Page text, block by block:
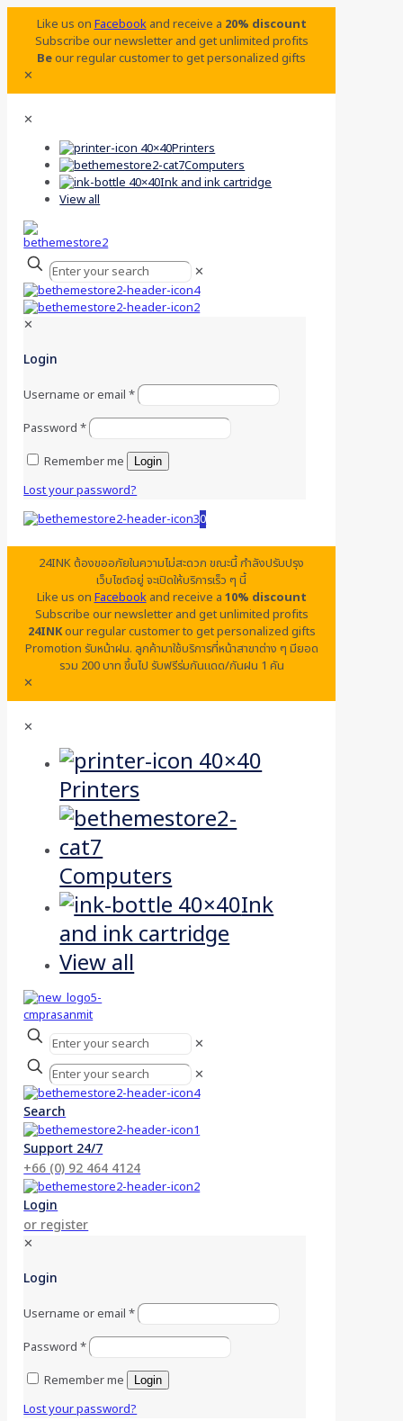
Like us onFacebookand receive a 20% discount
Subscribe our newsletter and get unlimited profits
Beour regular customer to get personalized gifts
✕
✕
Printers
Computers
Ink and ink cartridge
View all
✕
✕
Login
Username or email*
Password*
Remember me
Login
Lost your password?
0
24INK ต้องขออภัยในความไม่สะดวก ขณะนี้ กำลังปรับปรุง
เว็บไซต์อยู่ จะเปิดให้บริการเร็ว ๆ นี้
Like us onFacebookand receive a 10% discount
Subscribe our newsletter and get unlimited profits
24INKour regular customer to get personalized gifts
Promotion รับหน้าฝน. ลูกค้ามาใช้บริการที่หน้าสาขาต่าง ๆ มียอด
รวม 200 บาท ขึ้นไป รับฟรีร่มกันแดด/กันฝน 1 คัน
✕
✕
Printers
Computers
Ink
and ink cartridge
View all
✕
✕
Search
Support 24/7
+66 (0) 92 464 4124
Login
or register
✕
Login
Username or email*
Password*
Remember me
Login
Lost your password?